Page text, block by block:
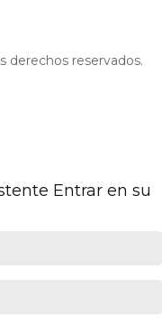
derechos reservados.
Entrar en su